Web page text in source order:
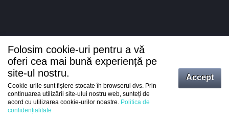
Intrați
Folosim cookie-uri pentru a vă
oferi cea mai bună experiență pe
site-ul nostru.
Cookie-urile sunt fișiere stocate în browserul dvs. Prin
continuarea utilizării site-ului nostru web, sunteți de
acord cu utilizarea cookie-urilor noastre. Politica de
confidențialitate
Accept